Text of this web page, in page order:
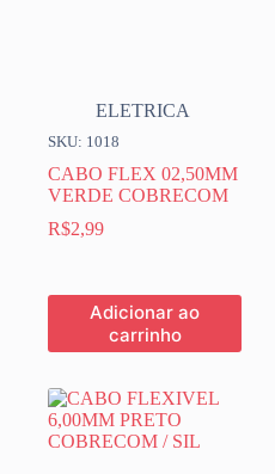
ELETRICA
SKU: 1018
CABO FLEX 02,50MM
VERDE COBRECOM
R$2,99
Adicionar ao
carrinho